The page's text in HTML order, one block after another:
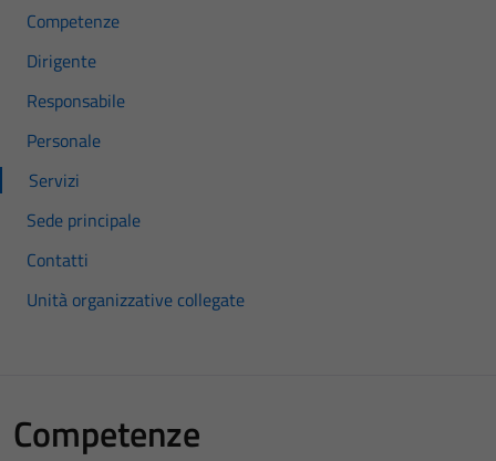
Competenze
Dirigente
Responsabile
Personale
Servizi
Sede principale
Contatti
Unità organizzative collegate
Competenze